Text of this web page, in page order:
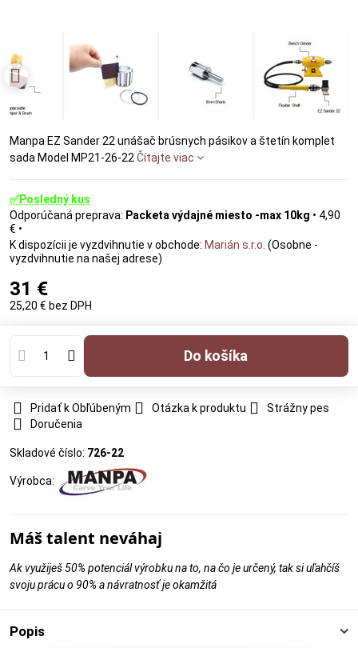
Manpa EZ Sander 22 unášač brúsnych pásikov a štetín komplet
sada Model MP21-26-22 Čítajte viac
✅Posledný kus
Packeta výdajné miesto -max 10kg • 4,90
€ •
Marián s.r.o. (Osobne -
vyzdvihnutie na našej adrese)
31 €
25,20 € bez DPH
Do košíka
Pridať k Obľúbeným Otázka k produktu
Strážny pes
Doručenia
Skladové číslo: 726-22
Výrobca:
Máš talent neváhaj
Ak využiješ 50% potenciál výrobku na to, na čo je určený, tak si uľahčíš
svoju prácu o 90% a návratnosť je okamžitá
Popis